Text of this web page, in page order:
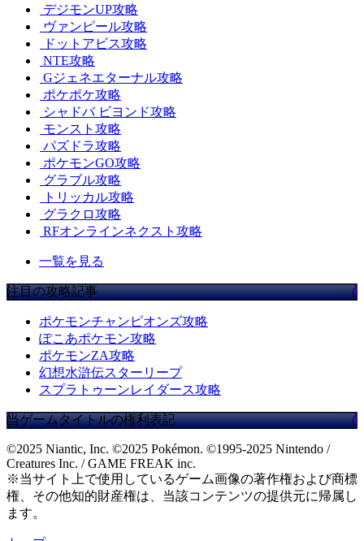
デジモンUP攻略
ヴァンピール攻略
ドットアビス攻略
NTE攻略
Gジェネエターナル攻略
ポケポケ攻略
シャドバ ビヨンド攻略
モンスト攻略
パズドラ攻略
ポケモンGO攻略
グラブル攻略
トリッカル攻略
グラクロ攻略
RFオンラインネクスト攻略
一覧を見る
注目の攻略記事
ポケモンチャンピオンズ攻略
ぽこあポケモン攻略
ポケモンZA攻略
幻想水滸伝スターリープ
スプラトゥーンレイダース攻略
当ゲームタイトルの権利表記
©2025 Niantic, Inc. ©2025 Pokémon. ©1995-2025 Nintendo /
Creatures Inc. / GAME FREAK inc.
※当サイト上で使用しているゲーム画像の著作権および商標
権、その他知的財産権は、当該コンテンツの提供元に帰属し
ます。